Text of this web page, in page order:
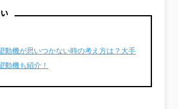
動機が思いつかない時の考え方は？大手
動機も紹介！